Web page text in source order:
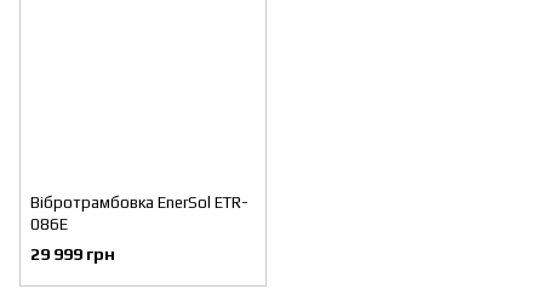
Вібротрамбовка EnerSol ETR-
086E
29 999 грн